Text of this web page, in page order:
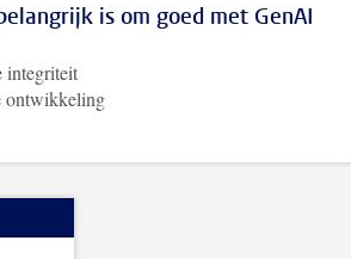
is om goed met GenAI
integriteit
ontwikkeling